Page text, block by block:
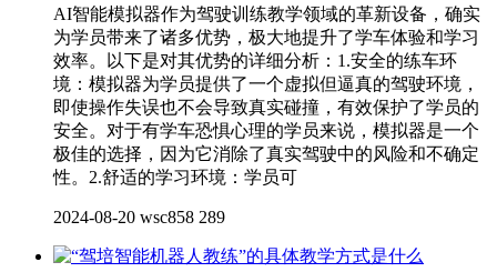
AI智能模拟器作为驾驶训练教学领域的革新设备，‌确实
为学员带来了诸多优势，‌极大地提升了学车体验和学习
效率。‌以下是对其优势的详细分析：‌1.‌安全的练车环
境‌：‌模拟器为学员提供了一个虚拟但逼真的驾驶环境，‌
即使操作失误也不会导致真实碰撞，‌有效保护了学员的
安全。‌对于有学车恐惧心理的学员来说，‌模拟器是一个
极佳的选择，‌因为它消除了真实驾驶中的风险和不确定
性。‌2.‌舒适的学习环境‌：‌学员可
2024-08-20 wsc858 289